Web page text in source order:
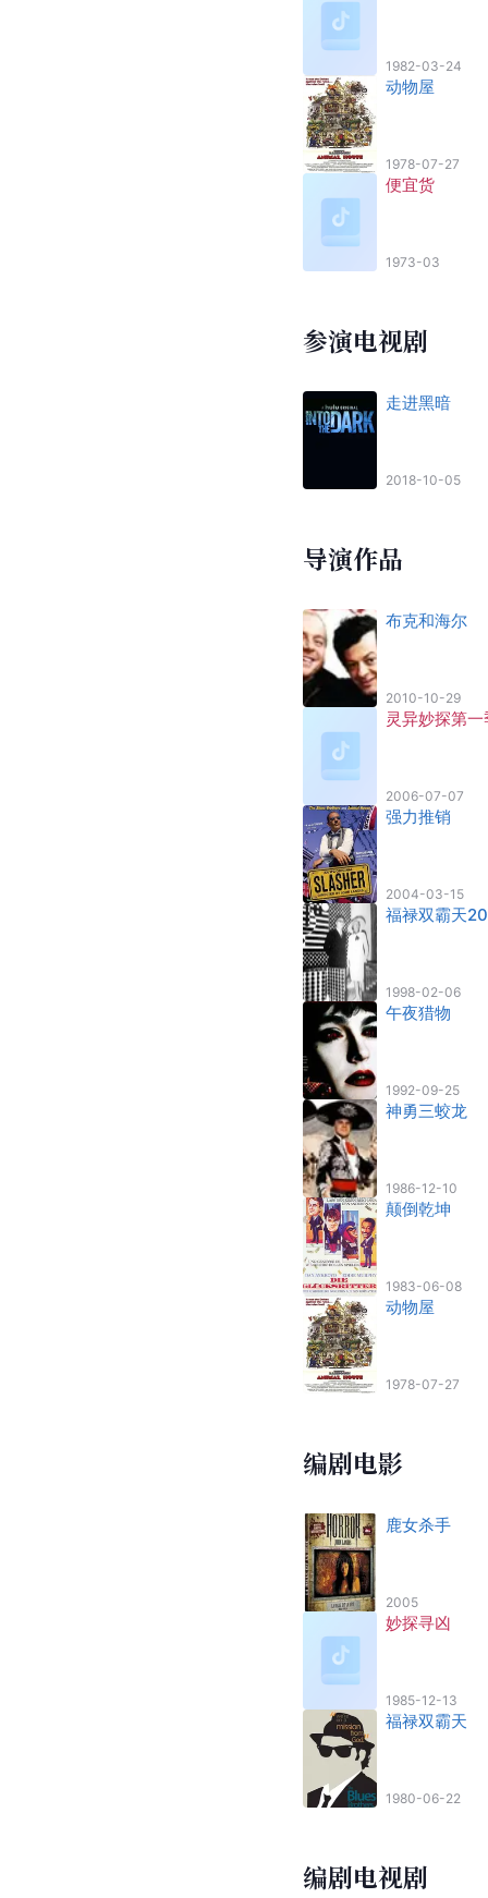
1982-03-24
动物屋
1978-07-27
便宜货
1973-03
参演电视剧
走进黑暗
2018-10-05
导演作品
布克和海尔
2010-10-29
灵异妙探第一
2006-07-07
强力推销
2004-03-15
福禄双霸天
1998-02-06
午夜猎物
1992-09-25
神勇三蛟龙
1986-12-10
颠倒乾坤
1983-06-08
动物屋
1978-07-27
编剧电影
鹿女杀手
2005
妙探寻凶
1985-12-13
福禄双霸天
1980-06-22
编剧电视剧